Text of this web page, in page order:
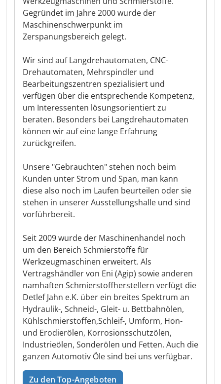
Gegründet im Jahre 2000 wurde der
Maschinenschwerpunkt im
Zerspanungsbereich gelegt.
Wir sind auf Langdrehautomaten, CNC-
Drehautomaten, Mehrspindler und
Bearbeitungszentren spezialisiert und
verfügen über die entsprechende Kompetenz,
um Interessenten lösungsorientiert zu
beraten. Besonders bei Langdrehautomaten
können wir auf eine lange Erfahrung
zurückgreifen.
Unsere "Gebrauchten" stehen noch beim
Kunden unter Strom und Span, man kann
diese also noch im Laufen beurteilen oder sie
stehen in unserer Ausstellungshalle und sind
vorführbereit.
Seit 2009 wurde der Maschinenhandel noch
um den Bereich Schmierstoffe für
Werkzeugmaschinen erweitert. Als
Vertragshändler von Eni (Agip) sowie anderen
namhaften Schmierstoffherstellern verfügt die
Detlef Jahn e.K. über ein breites Spektrum an
Hydraulik-, Schneid-, Gleit- u. Bettbahnölen,
Kühlschmierstoffen,Schleif-, Umform, Hon-
und Erodierölen, Korrosionsschutzölen,
Industrieölen, Sonderölen und Fetten. Auch die
ganzen Automotiv Öle sind bei uns verfügbar.
Zu den Top-Angeboten